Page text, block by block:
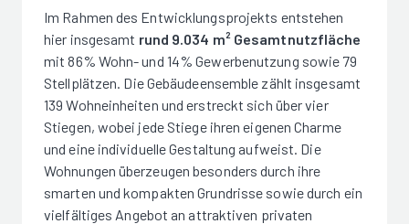
Im Rahmen des Entwicklungsprojekts entstehen
hier insgesamt rund 9.034 m² Gesamtnutzfläche
mit 86% Wohn- und 14% Gewerbenutzung sowie 79
Stellplätzen. Die Gebäudeensemble zählt insgesamt
139 Wohneinheiten und erstreckt sich über vier
Stiegen, wobei jede Stiege ihren eigenen Charme
und eine individuelle Gestaltung aufweist. Die
Wohnungen überzeugen besonders durch ihre
smarten und kompakten Grundrisse sowie durch ein
vielfältiges Angebot an attraktiven privaten